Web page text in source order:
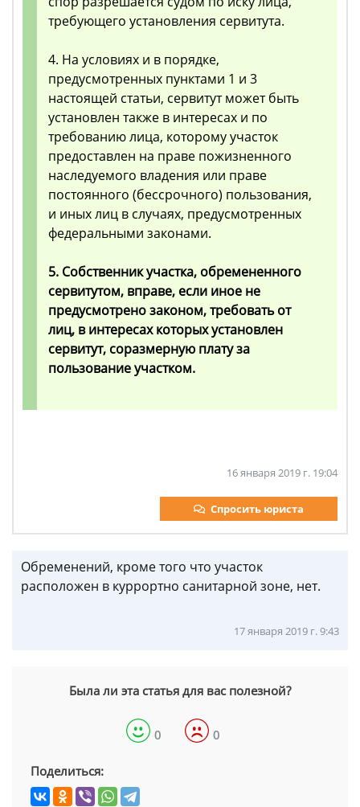
требующего установления сервитута.
4. На условиях и в порядке,
предусмотренных пунктами 1 и 3
настоящей статьи, сервитут может быть
установлен также в интересах и по
требованию лица, которому участок
предоставлен на праве пожизненного
наследуемого владения или праве
постоянного (бессрочного) пользования,
и иных лиц в случаях, предусмотренных
федеральными законами.
5. Собственник участка, обремененного
сервитутом, вправе, если иное не
предусмотрено законом, требовать от
лиц, в интересах которых установлен
сервитут, соразмерную плату за
пользование участком.
16 января 2019 г. 19:04
Спросить юриста
Обременений, кроме того что участок
расположен в куррортно санитарной зоне, нет.
17 января 2019 г. 9:43
Была ли эта статья для вас полезной?
0 0
Поделиться: